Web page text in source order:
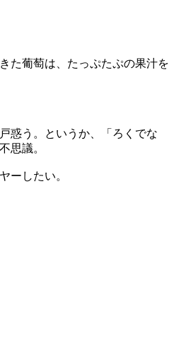
た葡萄は、たっぷたぷの果汁を
惑う。というか、「ろくでな
思議。
ーしたい。